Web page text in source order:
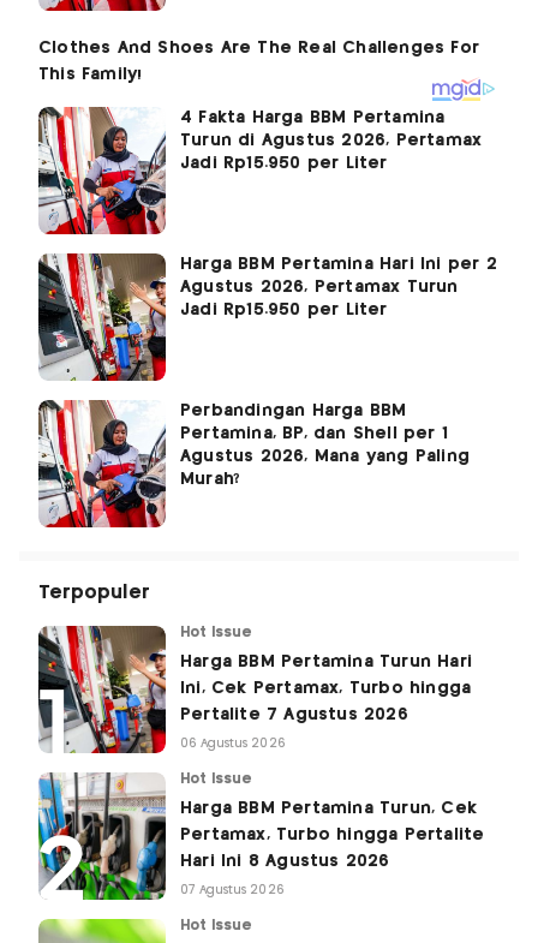
4 Fakta Harga BBM Pertamina
Turun di Agustus 2026, Pertamax
Jadi Rp15.950 per Liter
Harga BBM Pertamina Hari Ini per 2
Agustus 2026, Pertamax Turun
Jadi Rp15.950 per Liter
Perbandingan Harga BBM
Pertamina, BP, dan Shell per 1
Agustus 2026, Mana yang Paling
Murah?
Terpopuler
Hot Issue
Harga BBM Pertamina Turun Hari
Ini, Cek Pertamax, Turbo hingga
Pertalite 7 Agustus 2026
06 Agustus 2026
Hot Issue
Harga BBM Pertamina Turun, Cek
Pertamax, Turbo hingga Pertalite
Hari Ini 8 Agustus 2026
07 Agustus 2026
Hot Issue